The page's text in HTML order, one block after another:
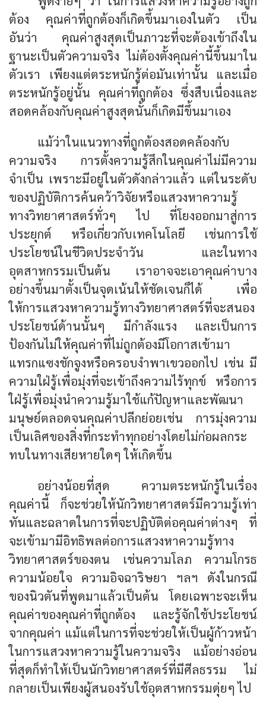
ต้อง คุณค่าที่ถูกต้องก็เกิดขึ้นมาเองในตัว เป็น
อันว่า คุณค่าสูงสุดเป็นภาวะที่จะต้องเข้าถึงใน
ฐานะเป็นตัวความจริง ไม่ต้องตั้งคุณค่านี้ขึ้นมาใน
ตัวเรา เพียงแต่ตระหนักรู้ต่อมันเท่านั้น และเมื่อ
ตระหนักรู้อยู่นั้น คุณค่าที่ถูกต้อง ซึ่งสืบเนื่องและ
สอดคล้องกับคุณค่าสูงสุดนั้นก็เกิดมีขึ้นมาเอง
แม้ว่าในแนวทางที่ถูกต้องสอดคล้องกับ
ความจริง การตั้งความรู้สึกในคุณค่าไม่มีความ
จำเป็น เพราะมีอยู่ในตัวดังกล่าวแล้ว แต่ในระดับ
ของปฏิบัติการค้นคว้าวิจัยหรือแสวงหาความรู้
ทางวิทยาศาสตร์ทั่วๆ ไป ที่โยงออกมาสู่การ
ประยุกต์ หรือเกี่ยวกับเทคโนโลยี เช่นการใช้
ประโยชน์ในชีวิตประจำวัน และในทาง
อุตสาหกรรมเป็นต้น เราอาจจะเอาคุณค่าบาง
อย่างขึ้นมาตั้งเป็นจุดเน้นให้ชัดเจนก็ได้ เพื่อ
ให้การแสวงหาความรู้ทางวิทยาศาสตร์ที่จะสนอง
ประโยชน์ด้านนั้นๆ มีกำลังแรง และเป็นการ
ป้องกันไม่ให้คุณค่าที่ไม่ถูกต้องมีโอกาสเข้ามา
แทรกแซงชักจูงหรือครอบงำพาเขวออกไป เช่น มี
ความใฝ่รู้เพื่อมุ่งที่จะเข้าถึงความไร้ทุกข์ หรือการ
ใฝ่รู้เพื่อมุ่งนำความรู้มาใช้แก้ปัญหาและพัฒนา
มนุษย์ตลอดจนคุณค่าปลีกย่อยเช่น การมุ่งความ
เป็นเลิศของสิ่งที่กระทำทุกอย่างโดยไม่ก่อผลกระ
ทบในทางเสียหายใดๆ ให้เกิดขึ้น
อย่างน้อยที่สุด ความตระหนักรู้ในเรื่อง
คุณค่านี้ ก็จะช่วยให้นักวิทยาศาสตร์มีความรู้เท่า
ทันและฉลาดในการที่จะปฏิบัติต่อคุณค่าต่างๆ ที่
จะเข้ามามีอิทธิพลต่อการแสวงหาความรู้ทาง
วิทยาศาสตร์ของตน เช่นความโลภ ความโกรธ
ความน้อยใจ ความอิจฉาริษยา ฯลฯ ดังในกรณี
ของนิวตันที่พูดมาแล้วเป็นต้น โดยเฉพาะจะเห็น
คุณค่าของคุณค่าที่ถูกต้อง และรู้จักใช้ประโยชน์
จากคุณค่า แม้แต่ในการที่จะช่วยให้เป็นผู้ก้าวหน้า
ในการแสวงหาความรู้ในความจริง แม้อย่างอ่อน
ที่สุดก็ทำให้เป็นนักวิทยา­ศาสตร์ที่มีศีลธรรม ไม่
กลายเป็นเพียงผู้สนองรับใช้อุตสาหกรรมดุ่ยๆ ไป